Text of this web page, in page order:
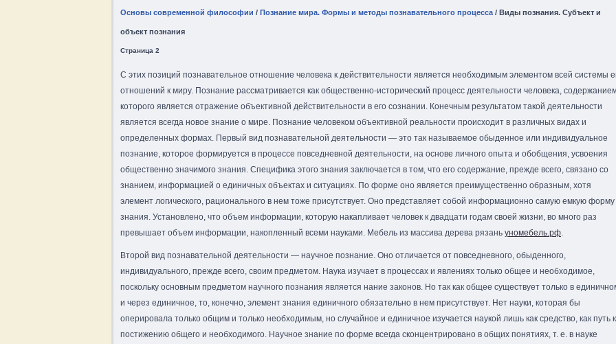
Основы современной философии / Познание мира. Формы и методы познавательного процесса / Виды познания. Субъект и
объект познания
Страница 2
С этих позиций познавательное отношение человека к действительности является необходимым элементом всей системы
отношений к миру. Познание рассматривается как общественно-исторический процесс деятельности человека,
которого является отражение объективной действительности в его сознании. Конечным результатом такой деятельности
является всегда новое знание о мире. Познание человеком объективной реальности происходит в различных видах и
определенных формах. Первый вид познавательной деятельности — это так называемое обыденное или индивидуальное
познание, которое формируется в процессе повседневной деятельности, на основе личного опыта и обобщения, усвоения
общественно значимого знания. Специфика этого знания заключается в том, что его содержание, прежде всего, связано со
знанием, информацией о единичных объектах и ситуациях. По форме оно является преимущественно образным, хотя
элемент логического, рационального в нем тоже присутствует. Оно представляет собой информационно самую емкую форму
знания. Установлено, что объем информации, которую накапливает человек к двадцати годам своей жизни, во много раз
превышает объем информации, накопленный всеми науками. Мебель из массива дерева рязань уномебель.рф.
Второй вид познавательной деятельности — научное познание. Оно отличается от повседневного, обыденного,
индивидуального, прежде всего, своим предметом. Наука изучает в процессах и явлениях только общее и необходимое,
поскольку основным предметом научного познания является нание законов. Но так как общее существует только в
и через единичное, то, конечно, элемент знания единичного обязательно в нем присутствует. Нет науки, которая бы
оперировала только общим и только необходимым, но случайное и единичное изучается наукой лишь как средство, как путь к
постижению общего и необходимого. Научное знание по форме всегда сконцентрировано в общих понятиях, т. е. в науке